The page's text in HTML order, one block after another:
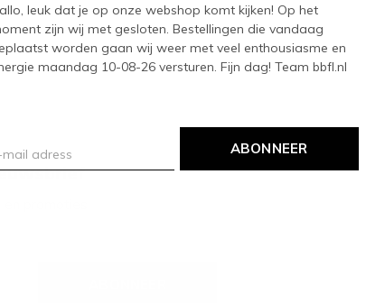
leuk dat je op onze webshop komt kijken! Op het
zijn wij met gesloten. Bestellingen die vandaag
worden gaan wij weer met veel enthousiasme en
maandag 10-08-26 versturen. Fijn dag! Team bbfl.nl
ABONNEER
promoties